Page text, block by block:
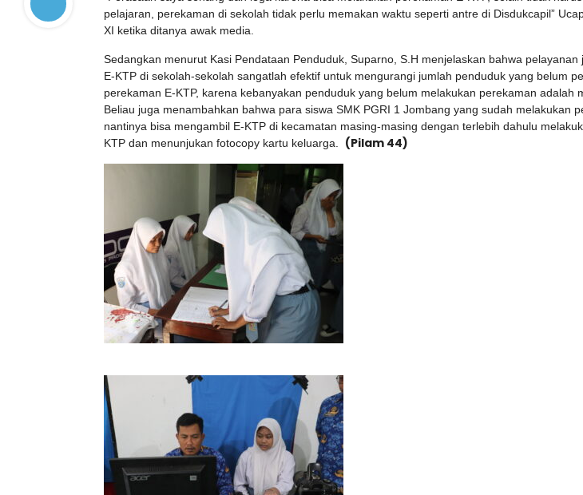
pelajaran, perekaman di sekolah tidak perlu memakan waktu seperti antre di Disdukcapil”
XI ketika ditanya awak media.
Sedangkan menurut Kasi Pendataan Penduduk, Suparno, S.H menjelaskan bahwa
E-KTP di sekolah-sekolah sangatlah efektif untuk mengurangi jumlah penduduk yang belum
perekaman E-KTP, karena kebanyakan penduduk yang belum melakukan perekaman adalah
Beliau juga menambahkan bahwa para siswa SMK PGRI 1 Jombang yang sudah melakukan
nantinya bisa mengambil E-KTP di kecamatan masing-masing dengan terlebih dahulu
KTP dan menunjukan fotocopy kartu keluarga. (Pilam 44)